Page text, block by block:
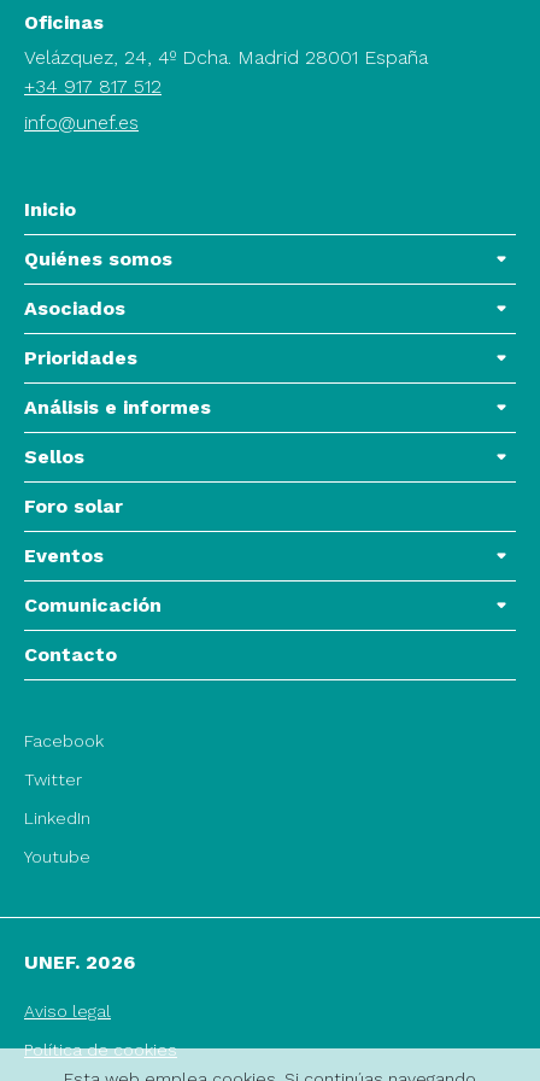
Oficinas
Velázquez, 24, 4º Dcha. Madrid 28001 España
+34 917 817 512
info@unef.es
Inicio
Quiénes somos
Asociados
Prioridades
Análisis e informes
Sellos
Foro solar
Eventos
Comunicación
Contacto
Facebook
Twitter
LinkedIn
Youtube
UNEF. 2026
Aviso legal
Política de cookies